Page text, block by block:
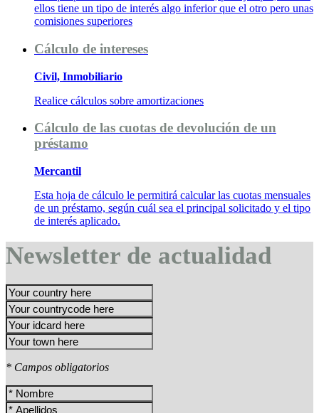
ellos tiene un tipo de interés algo inferior que el otro pero unas
comisiones superiores
Cálculo de intereses
Civil, Inmobiliario
Realice cálculos sobre amortizaciones
Cálculo de las cuotas de devolución de un
préstamo
Mercantil
Esta hoja de cálculo le permitirá calcular las cuotas mensuales
de un préstamo, según cuál sea el principal solicitado y el tipo
de interés aplicado.
Newsletter de actualidad
* Campos obligatorios